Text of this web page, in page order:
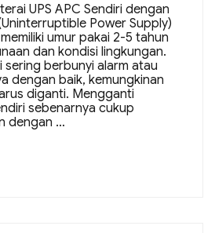
UPS APC Sendiri dengan
Power Supply)
umur pakai 2-5 tahun
dan kondisi lingkungan.
sering berbunyi alarm atau
dengan baik, kemungkinan
diganti. Mengganti
sebenarnya cukup
dengan …